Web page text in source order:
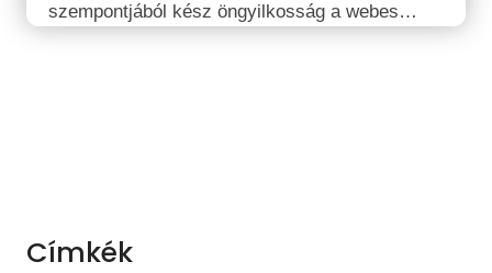
szempontjából kész öngyilkosság a webes
Címkék